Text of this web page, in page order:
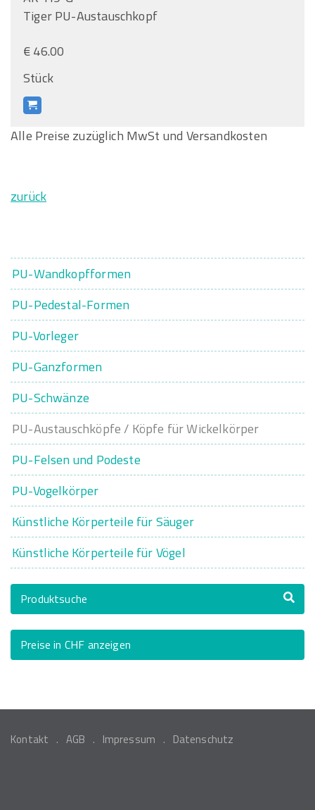
Tiger PU-Austauschkopf
€ 46.00
Stück
Alle Preise zuzüglich MwSt und Versandkosten
zurück
PU-Wandkopfformen
PU-Pedestal-Formen
PU-Vorleger
PU-Ganzformen
PU-Schwänze
PU-Austauschköpfe / Köpfe für Wickelkörper
PU-Felsen und Podeste
PU-Vogelkörper
Künstliche Körperteile für Säuger
Künstliche Körperteile für Vögel
Produktsuche
Preise in CHF anzeigen
Kontakt AGB Impressum Datenschutz